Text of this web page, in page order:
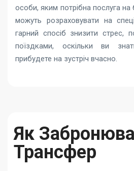
особи, яким потрібна послуга на
можуть розраховувати на
гарний спосіб знизити стрес,
поїздками, оскільки ви
прибудете на зустріч вчасно.
Як
Трансфер